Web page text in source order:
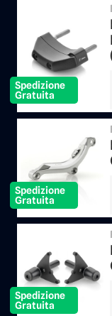
Spedizione
Gratuita
Spedizione
Gratuita
Spedizione
Gratuita